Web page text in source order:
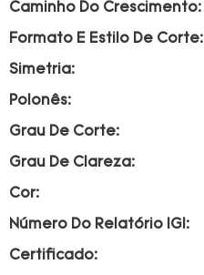
Caminho Do Crescimento:
Formato E Estilo De Corte:
Simetria:
Polonês:
Grau De Corte:
Grau De Clareza:
Cor:
Número Do Relatório IGI:
Certificado: